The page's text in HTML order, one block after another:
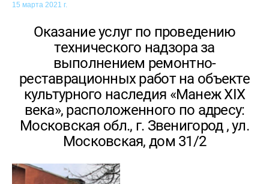
15 марта 2021 г.
Оказание услуг по проведению
технического надзора за
выполнением ремонтно-
реставрационных работ на объекте
культурного наследия «Манеж XIX
века», расположенного по адресу:
Московская обл., г. Звенигород , ул.
Московская, дом 31/2